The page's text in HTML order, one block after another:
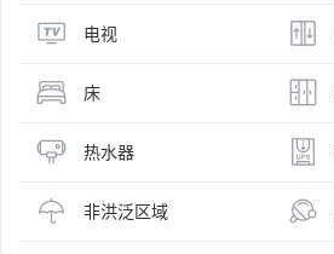
电视
床
热水器
非洪泛区域